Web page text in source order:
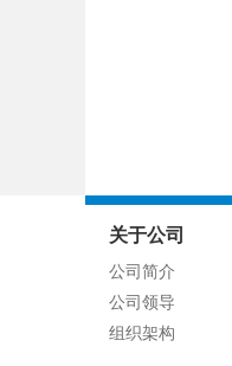
关于公司
公司简介
公司领导
组织架构